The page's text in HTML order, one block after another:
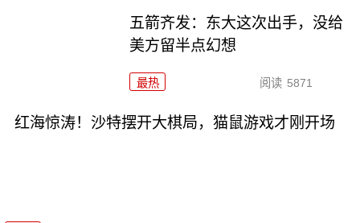
五箭齐发：东大这次出手，没给
美方留半点幻想
最热 阅读 5871
红海惊涛！沙特摆开大棋局，猫鼠游戏才刚开场